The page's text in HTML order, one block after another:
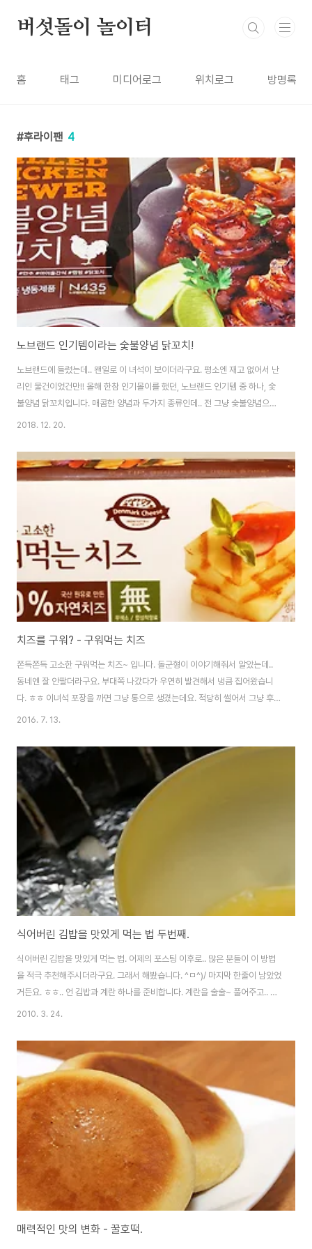
버섯돌이 놀이터
홈 태그 미디어로그 위치로그 방명록
후라이팬 4
노브랜드 인기템이라는 숯불양념 닭꼬치!
노브랜드에 들렀는데.. 왠일로 이 녀석이 보이더라구요. 평소엔 재고 없어서 난
리인 물건이었건만!! 올해 한참 인기몰이를 했던, 노브랜드 인기템 중 하나, 숯
불양념 닭꼬치입니다. 매콤한 양념과 두가지 종류인데.. 전 그냥 숯불양념으로
구입. 그냥 후라이팬에 살살 구워주면 됩니다. 전자렌지에 돌려도 괜찮을 것 같
장 해놨습니다. 다른 것과 같이 먹을거라 간단하게 5개만 꺼내봤어요. 해동 필
요 없이 그냥 데워주면 됩니다. 후라이팬에 기름 두르고 약불로 뒤집어 가면서!
음... 이거 맛있어요! 드세요! ㅋㅋㅋㅋㅋ 간단한 데리야끼 소스의 느낌이지만실
제 맛이 제..
2018. 12. 20.
치즈를 구워? - 구워먹는 치즈
쫀득쫀득 고소한 구워먹는 치즈~ 입니다. 돌군형이 이야기해줘서 알았는데..
동네엔 잘 안팔더라구요. 부대쪽 나갔다가 우연히 발견해서 냉큼 집어왔습니
다. ㅎㅎ 이녀석 포장을 까면 그냥 통으로 생겼는데요. 적당히 썰어서 그냥 후라
이팬에 구워주면 됩니다. 앞뒤로 살포시 구워주면 이런 놀라운 때깔이!!! 생각보
말 쫄깃한 치즈의 그 식감! 아.. 이거 맥주 안주인데요? -ㅂ-;; 치즈 좋아하시는
분들은 꼭 드셔보세요. ㅎㅎ
2016. 7. 13.
식어버린 김밥을 맛있게 먹는 법 두번째.
식어버린 김밥을 맛있게 먹는 법. 어제의 포스팅 이후로.. 많은 분들이 이 방법
을 적극 추천해주시더라구요. 그래서 해봤습니다. ^ㅁ^)/ 마지막 한줄이 남았었
거든요. ㅎㅎ.. 언 김밥과 계란 하나를 준비합니다. 계란을 술술~ 풀어주고.. 소
금간 약간. (뭐 안해도 될 듯 해요. ^^;) 그리고 후라이팬에 투척~!!! 처음 해봤는
라 맛이 변하는게 꽤 재미있습니다. 혹시나 처치 못하고 있었던 김밥이 있으시
다면.. 이렇게 해서 드셔BoA요~ ^0^*
2010. 3. 24.
매력적인 맛의 변화 - 꿀호떡.